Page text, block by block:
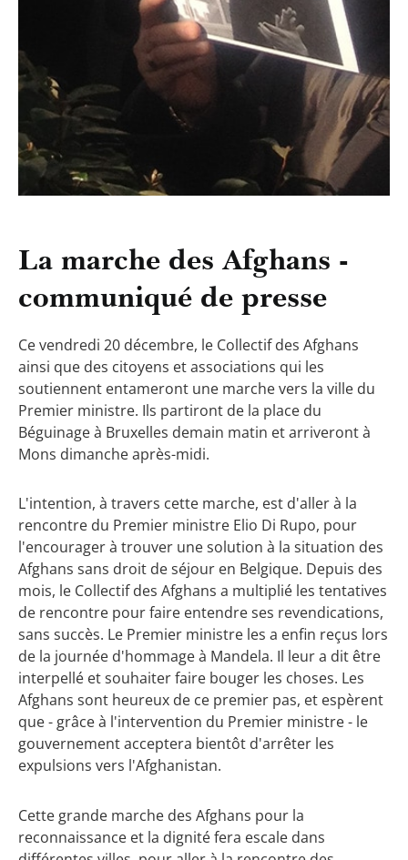
La marche des Afghans -
communiqué de presse
Ce vendredi 20 décembre, le Collectif des Afghans
ainsi que des citoyens et associations qui les
soutiennent entameront une marche vers la ville du
Premier ministre. Ils partiront de la place du
Béguinage à Bruxelles demain matin et arriveront à
Mons dimanche après-midi.
L'intention, à travers cette marche, est d'aller à la
rencontre du Premier ministre Elio Di Rupo, pour
l'encourager à trouver une solution à la situation des
Afghans sans droit de séjour en Belgique. Depuis des
mois, le Collectif des Afghans a multiplié les tentatives
de rencontre pour faire entendre ses revendications,
sans succès. Le Premier ministre les a enfin reçus lors
de la journée d'hommage à Mandela. Il leur a dit être
interpellé et souhaiter faire bouger les choses. Les
Afghans sont heureux de ce premier pas, et espèrent
que - grâce à l'intervention du Premier ministre - le
gouvernement acceptera bientôt d'arrêter les
expulsions vers l'Afghanistan.
Cette grande marche des Afghans pour la
reconnaissance et la dignité fera escale dans